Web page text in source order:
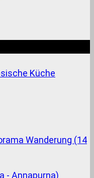
Wanderung (14